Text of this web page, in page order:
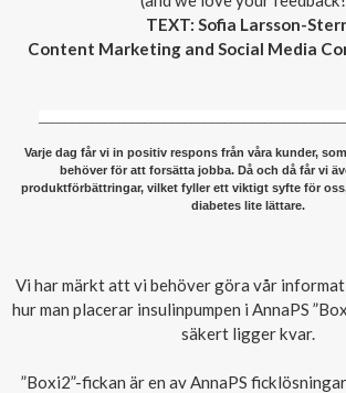
TEXT: Sofia Larsson-
Content Marketing and Social Media
Varje dag får vi in positiv respons från våra kunder,
behöver för att forsätta jobba. Då och då får vi
produktförbättringar, vilket fyller ett viktigt syfte för
diabetes lite lättare.
Vi har märkt att vi behöver göra vår
hur man placerar insulinpumpen i AnnaPS
säkert ligger kvar.
”Boxi2”-fickan är en av AnnaPS